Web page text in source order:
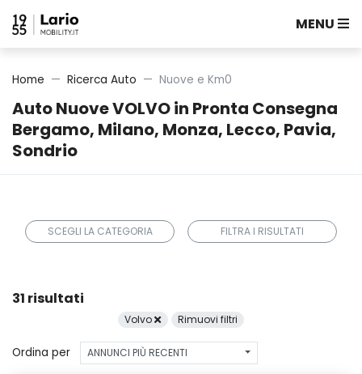
MENU
Auto Nuove VOLVO in Pronta Consegna
Bergamo, Milano, Monza, Lecco, Pavia,
Sondrio
Home Ricerca Auto Nuove e Km0
SCEGLI LA CATEGORIA FILTRA I RISULTATI
31 risultati
Volvo Rimuovi filtri
Ordina per ANNUNCI PIÙ RECENTI